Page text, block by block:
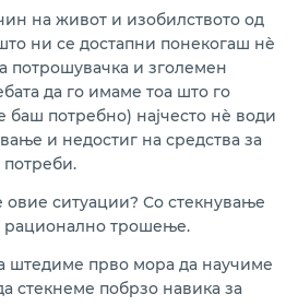
на живот и изобилството од
ни се достапни понекогаш нѐ
потрошувачка и зголемен
да го имаме тоа што го
баш потребно) најчесто нѐ води
и недостиг на средства за
овие ситуации? Со стекнување
рационално трошење.
штедиме прво мора да научиме
стекнеме побрзо навика за